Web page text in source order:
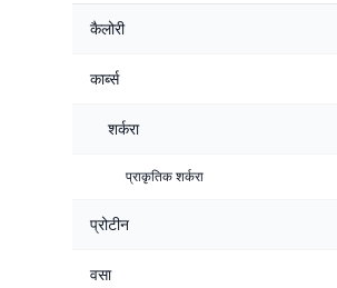
कैलोरी
कार्ब्स
शर्करा
प्राकृतिक शर्करा
प्रोटीन
वसा